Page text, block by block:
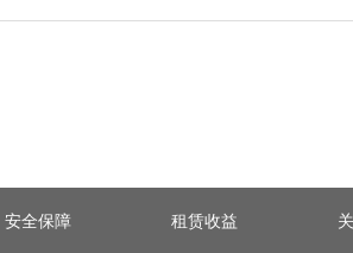
安全保障 租赁收益